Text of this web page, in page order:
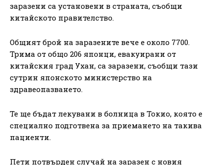
заразени са установени в страната, съобщи
китайското правителство.
Общият брой на заразените вече е около 7700.
Трима от общо 206 японци, евакуирани от
китайския град Ухан, са заразени, съобщи тази
сутрин японското министерство на
здравеопазването.
Те ще бъдат лекувани в болница в Токио, която е
специално подготвена за приемането на такива
пациенти.
Пети потвърден случай на заразен с новия